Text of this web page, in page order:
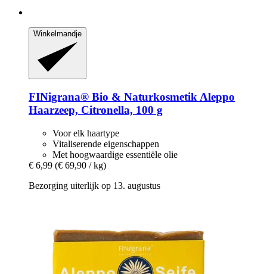
Winkelmandje
FINigrana® Bio & Naturkosmetik Aleppo
Haarzeep, Citronella, 100 g
Voor elk haartype
Vitaliserende eigenschappen
Met hoogwaardige essentiële olie
€ 6,99 (€ 69,90 / kg)
Bezorging uiterlijk op 13. augustus